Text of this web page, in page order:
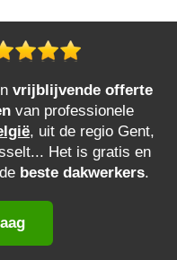
vrijblijvende offerte
van professionele
, uit de regio Gent,
Het is gratis en
beste dakwerkers.